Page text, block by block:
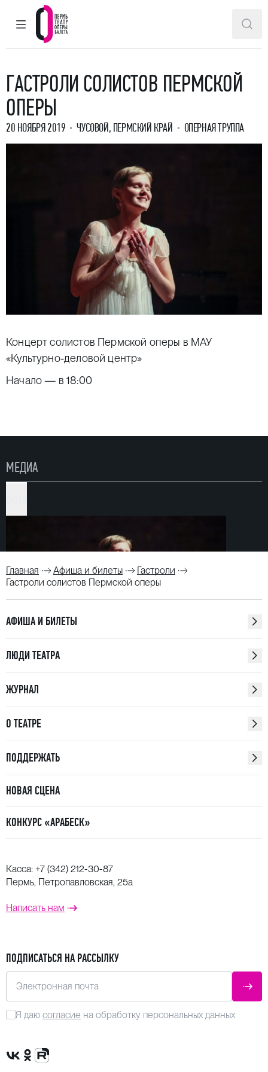
ГЛАВНОЕ МЕНЮ
Пермский театр оперы и балета
ГАСТРОЛИ СОЛИСТОВ ПЕРМСКОЙ
ОПЕРЫ
20 НОЯБРЯ 2019 ЧУСОВОЙ, ПЕРМСКИЙ КРАЙ ОПЕРНАЯ ТРУППА
Концерт солистов Пермской оперы в МАУ
«Культурно-деловой центр»
Начало — в 18:00
МЕДИА
Главная Афиша и билеты
Гастроли
Гастроли солистов Пермской оперы
АФИША И БИЛЕТЫ
ЛЮДИ ТЕАТРА
ЖУРНАЛ
О ТЕАТРЕ
ПОДДЕРЖАТЬ
НОВАЯ СЦЕНА
КОНКУРС «АРАБЕСК»
Касса: +7 (342) 212-30-87
Пермь, Петропавловская, 25а
Написать нам
ПОДПИСАТЬСЯ НА РАССЫЛКУ
Электронная почта
Я даю согласие на обработку персональных данных
Сообщество VK
Группа в одноклассниках
Канал Rutube